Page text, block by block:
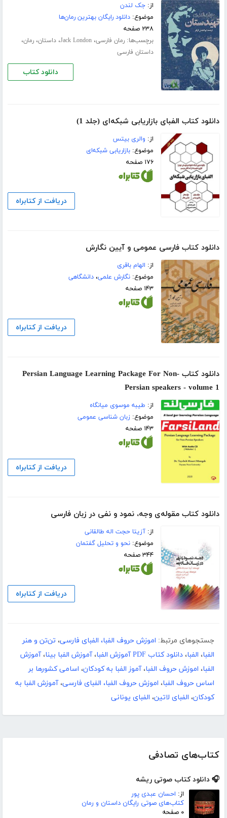
کتاب‌های تصادفی
🎧 دانلود کتاب صوتی ریشه
از: احسان عبدی پور
کتاب‌های صوتی رایگان داستان و رمان
۰ صفحه
از:جک لندن
موضوع:دانلود رایگان بهترین رمان‌ها
۲۳۸ صفحه
برچسب‌ها:رمان فارسی،Jack London،داستان،رمان،
داستان فارسی
دانلود کتاب
دانلود کتاب الفبای بازاریابی شبکه‌ای (جلد 1)
از: والری بیتس
موضوع:بازاریابی شبکه‌ای
۱۷۶ صفحه
دریافت از کتابراه
دانلود کتاب فارسی عمومی و آیین نگارش
از: الهام باقری
موضوع:نگارش علمی،دانشگاهی
۱۴۳ صفحه
دریافت از کتابراه
دانلود کتاب Persian Language Learning Package For Non-
Persian speakers - volume 1
از: طیبه موسوی میانگاه
موضوع:زبان شناسی عمومی
۱۴۳ صفحه
دریافت از کتابراه
دانلود کتاب مقوله‌ی وجه، نمود و نفی در زبان فارسی
از:آزیتا حجت اله طالقانی
موضوع:نحو و تحلیل گفتمان
۳۴۴ صفحه
دریافت از کتابراه
جستجوهای مرتبط: اموزش حروف الفبا، الفبای فارسی، تن‌تن و هنر
الفبا، الفبا، دانلود کتاب PDF آموزش الفبا ،آموزش الفبا بینا،آموزش
الفبا، اموزش حروف الفبا،آموز الفبا به کودکان، اسامی کشورها بر
اساس حروف الفبا، اموزش حروف الفبا، الفبای فارسی،آموزش الفبا به
کودکان، الفبای لاتین، الفبای یونانی